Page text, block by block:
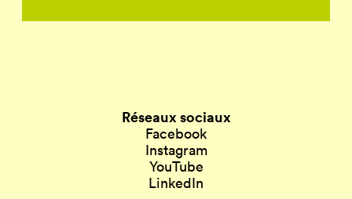
Réseaux sociaux
Facebook
Instagram
YouTube
LinkedIn